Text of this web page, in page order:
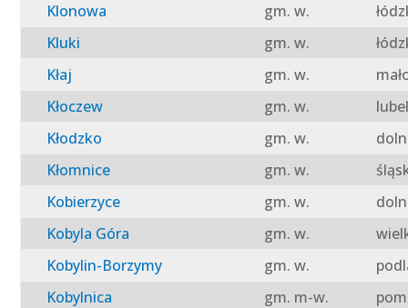
Klonowa
gm. w.
Kluki
gm. w.
Kłaj
gm. w.
Kłoczew
gm. w.
Kłodzko
gm. w.
Kłomnice
gm. w.
Kobierzyce
gm. w.
Kobyla Góra
gm. w.
Kobylin-Borzymy
gm. w.
Kobylnica
gm. m-w.